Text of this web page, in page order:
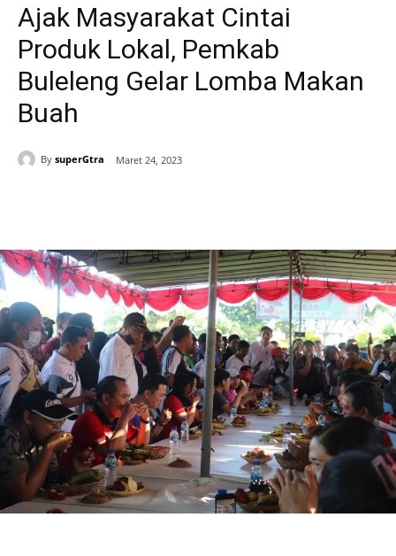
Ajak Masyarakat Cintai
Produk Lokal, Pemkab
Buleleng Gelar Lomba Makan
Buah
By superGtra Maret 24, 2023